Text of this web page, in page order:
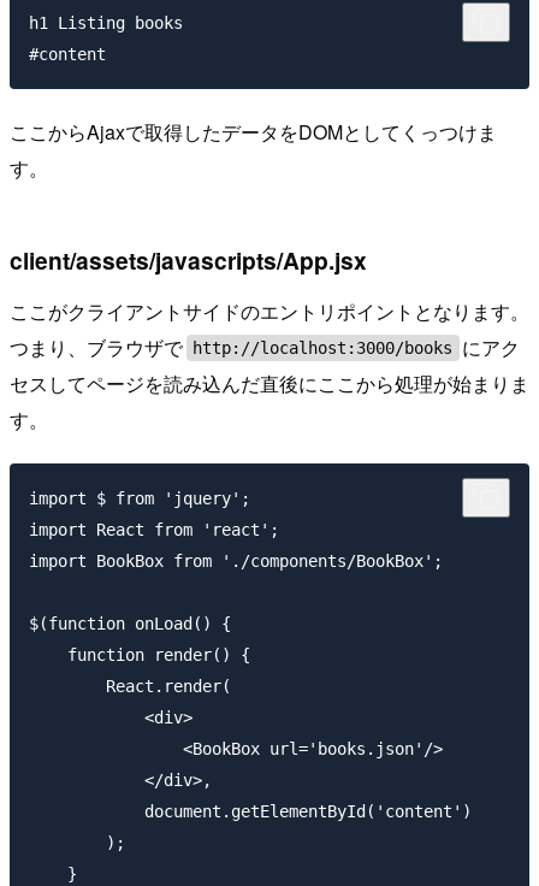
h1 Listing books
ここからAjaxで取得したデータをDOMとしてくっつけま
す。
client/assets/javascripts/App.jsx
ここがクライアントサイドのエントリポイントとなります。
つまり、ブラウザで
http://localhost:3000/books
にアク
セスしてページを読み込んだ直後にここから処理が始まりま
す。
import $ from 'jquery';
import React from 'react';
import BookBox from './components/BookBox';
$(function onLoad() {
    function render() {
        React.render(
            <div>
                <BookBox url='books.json'/>
            </div>,
            document.getElementById('content')
        );
    }